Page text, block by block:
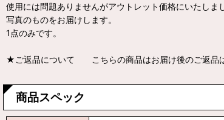
使用には問題ありませんがアウトレット価格にいたしま
写真のものをお届けします。
1点のみです。
★ご返品について こちらの商品はお届け後のご返品は
商品スペック